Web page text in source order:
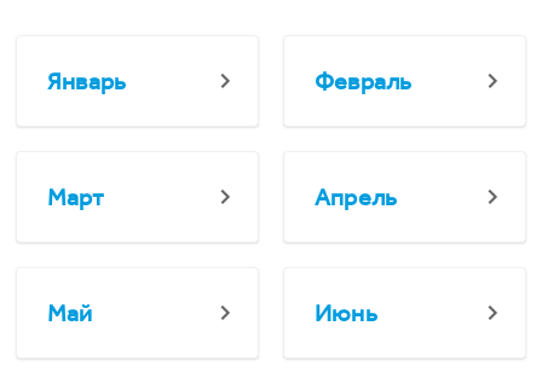
Январь Февраль
Март Апрель
Май Июнь